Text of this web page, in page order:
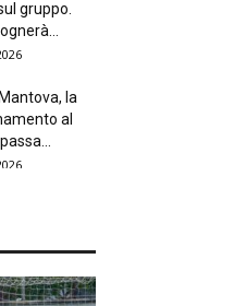
gruppo.
la
al